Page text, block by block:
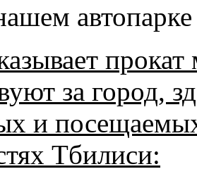
за город,
и
Тбилиси: